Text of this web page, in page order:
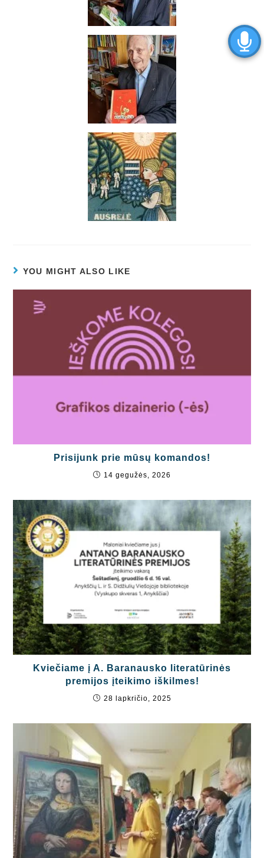
YOU MIGHT ALSO LIKE
Prisijunk prie mūsų komandos!
14 gegužės, 2026
Kviečiame į A. Baranausko literatūrinės
premijos įteikimo iškilmes!
28 lapkričio, 2025